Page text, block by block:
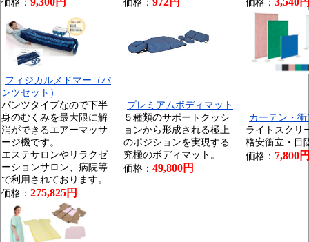
価格：
価格：
価格：
フィジカルメドマー（パ
ンツセット）
パンツタイプなので下半
身のむくみを最大限に解
消ができるエアーマッサ
ージ機です。
エステサロンやリラクゼ
ーションサロン、病院等
で利用されております。
価格： 275,825円
プレミアムボディマット
５種類のサポートクッシ
ョンから形成される極上
のポジションを実現する
究極のボディマット。
価格： 49,800円
カーテン・衝
ライトスクリ
格安衝立・目
価格： 7,800